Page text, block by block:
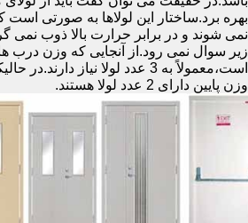
بهره برد.ساختار این لولاها به صورتی
نمی شوند و در برابر حرارت بالا ذوب نمی
زیر سوال نمی رود.از آنجایی که وزن درب
است،معمولاً به 3 عدد لولا نیاز
وزن پایین دارای 2 عدد لولا هستند.